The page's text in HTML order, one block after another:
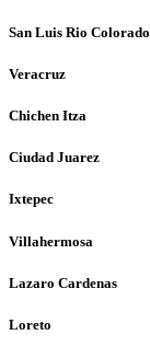
San Luis Rio Colorado
Veracruz
Chichen Itza
Ciudad Juarez
Ixtepec
Villahermosa
Lazaro Cardenas
Loreto